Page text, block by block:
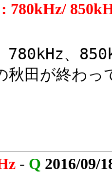
780kHz/
780kHz、
秋田が終わっ
- Q 2016/09/